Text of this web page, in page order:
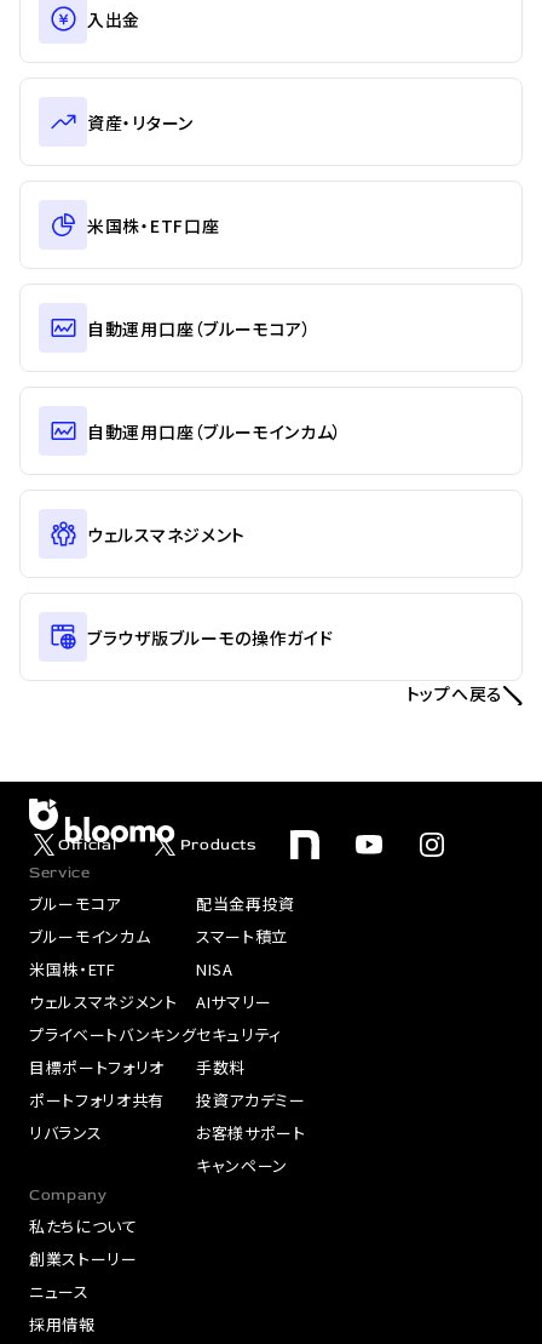
入出金
資産・リターン
米国株・ETF口座
自動運用口座（ブルーモコア）
自動運用口座（ブルーモインカム）
ウェルスマネジメント
ブラウザ版ブルーモの操作ガイド
トップへ戻る
Official
Products
Service
ブルーモコア
ブルーモインカム
米国株・ETF
ウェルスマネジメント
プライベートバンキング
目標ポートフォリオ
ポートフォリオ共有
リバランス
配当金再投資
スマート積立
NISA
AIサマリー
セキュリティ
手数料
投資アカデミー
お客様サポート
キャンペーン
Company
私たちについて
創業ストーリー
ニュース
採用情報